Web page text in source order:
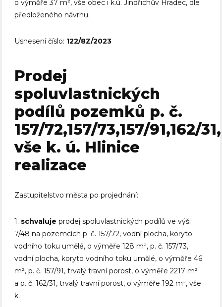
o výměře 37 m², vše obec i k.ú. Jindřichův Hradec, dle
předloženého návrhu.
Usnesení číslo: 122/8Z/2023
Prodej
spoluvlastnických
podílů pozemků p. č.
157/72,157/73,157/91,162/31,
vše k. ú. Hlinice
realizace
Zastupitelstvo města po projednání:
1. schvalujeprodej spoluvlastnických podílů ve výši
7/48 na pozemcích p. č. 157/72, vodní plocha, koryto
vodního toku umělé, o výměře 128 m², p. č. 157/73,
vodní plocha, koryto vodního toku umělé, o výměře 46
m², p. č. 157/91, trvalý travní porost, o výměře 2217 m²
a p. č. 162/31, trvalý travní porost, o výměře 192 m², vše
k.